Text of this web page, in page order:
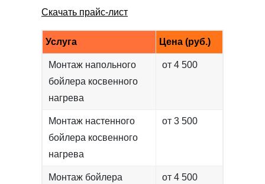
Скачать прайс-лист
Услуга Цена (руб.)
Монтаж напольного
бойлера косвенного
нагрева
от 4 500
Монтаж настенного
бойлера косвенного
нагрева
от 3 500
Монтаж бойлера
от 4 500